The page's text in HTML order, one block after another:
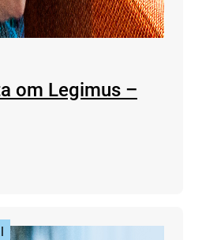
om Legimus –